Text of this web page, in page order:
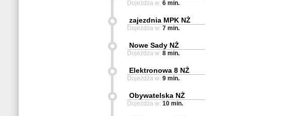
Dojeżdża w: 6 min.
zajezdnia MPK NŻ
Dojeżdża w: 7 min.
Nowe Sady NŻ
Dojeżdża w: 8 min.
Elektronowa 8 NŻ
Dojeżdża w: 9 min.
Obywatelska NŻ
Dojeżdża w: 10 min.